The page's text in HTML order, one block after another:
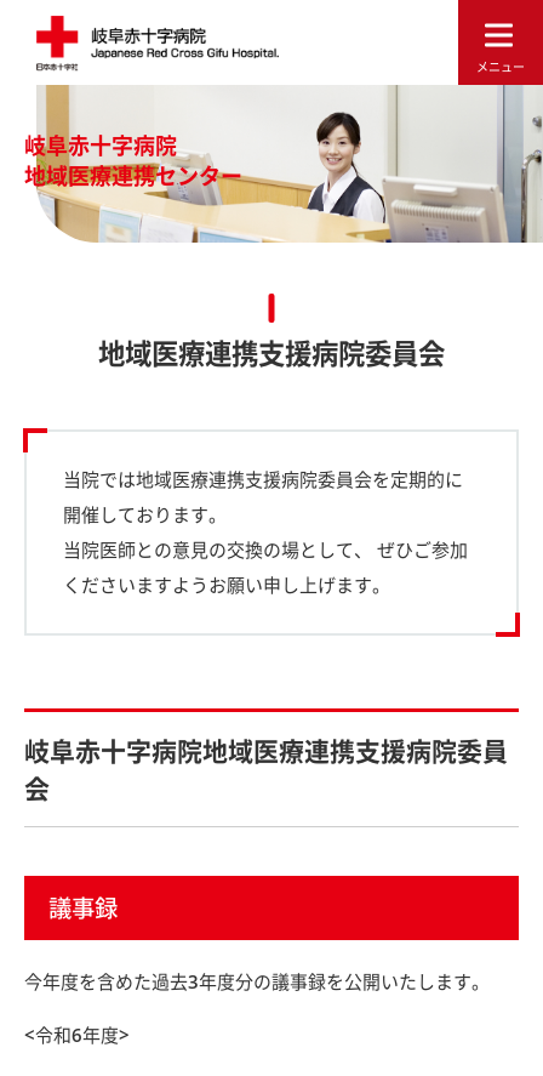
岐阜赤十字病院
地域医療連携センター
地域医療連携支援病院委員会
当院では地域医療連携支援病院委員会を定期的に
開催しております。
当院医師との意見の交換の場として、 ぜひご参加
くださいますようお願い申し上げます。
岐阜赤十字病院地域医療連携支援病院委員
会
議事録
今年度を含めた過去3年度分の議事録を公開いたします。
<令和6年度>